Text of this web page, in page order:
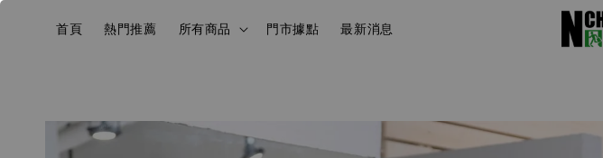
首頁 熱門推薦 所有商品 門市據點 最新消息